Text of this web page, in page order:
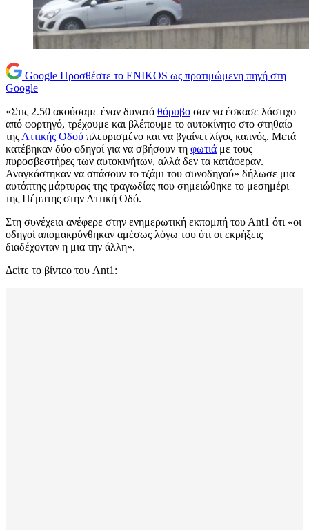
Google Προσθέστε το ENIKOS ως προτιμώμενη πηγή στη
Google
«Στις 2.50 ακούσαμε έναν δυνατό θόρυβο σαν να έσκασε λάστιχο
από φορτηγό, τρέχουμε και βλέπουμε το αυτοκίνητο στο στηθαίο
της Αττικής Οδού πλευρισμένο και να βγαίνει λίγος καπνός. Μετά
κατέβηκαν δύο οδηγοί για να σβήσουν τη φωτιά με τους
πυροσβεστήρες των αυτοκινήτων, αλλά δεν τα κατάφεραν.
Αναγκάστηκαν να σπάσουν το τζάμι του συνοδηγού» δήλωσε μια
αυτόπτης μάρτυρας της τραγωδίας που σημειώθηκε το μεσημέρι
της Πέμπτης στην Αττική Οδό.
Στη συνέχεια ανέφερε στην ενημερωτική εκπομπή του Αnt1 ότι «οι
οδηγοί απομακρύνθηκαν αμέσως λόγω του ότι οι εκρήξεις
διαδέχονταν η μια την άλλη».
Δείτε το βίντεο του Ant1: